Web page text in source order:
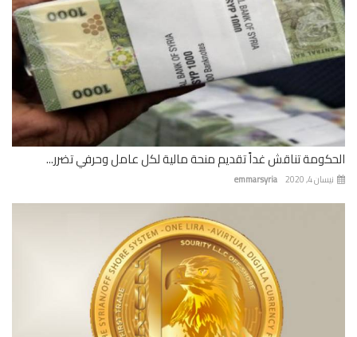
تناقش غداً تقديم منحة مالية لكل عامل وحرفي تضرر...
emmarsyria 4, 2020